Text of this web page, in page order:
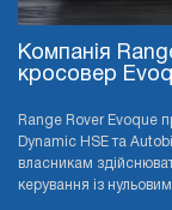
Компанія
кросовер
Range Rover Evoque
Dynamic HSE та
власникам
керування із